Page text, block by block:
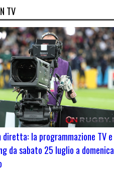
TV
diretta: la programmazione TV e
da sabato 25 luglio a domenica